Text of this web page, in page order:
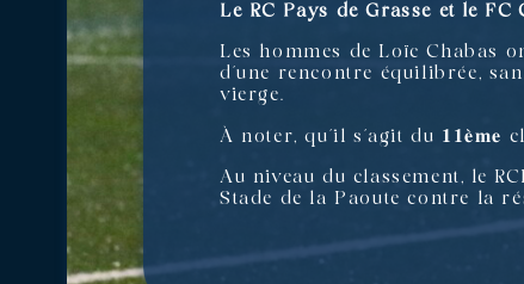
Le RC Pays de Grasse et le
Les hommes de Loïc Chabas
d’une rencontre équilibrée,
vierge.
À noter, qu’il s’agit du 𝟏𝟏𝐞̀𝐦𝐞
Au niveau du classement, le
Stade de la Paoute contre la